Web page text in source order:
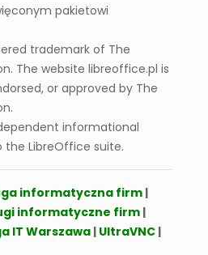
pakietowi
trademark of The
The website libreoffice.pl is
or approved by The
informational
LibreOffice suite.
informatyczna firm |
informatyczne firm |
IT Warszawa | UltraVNC |